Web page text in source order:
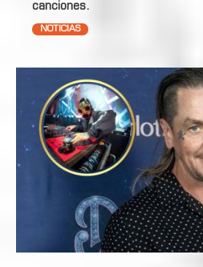
canciones.
NOTICIAS